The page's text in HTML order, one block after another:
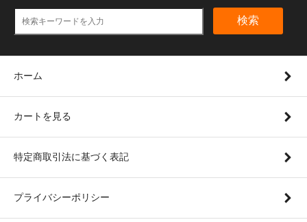
検索
ホーム
カートを見る
特定商取引法に基づく表記
プライバシーポリシー